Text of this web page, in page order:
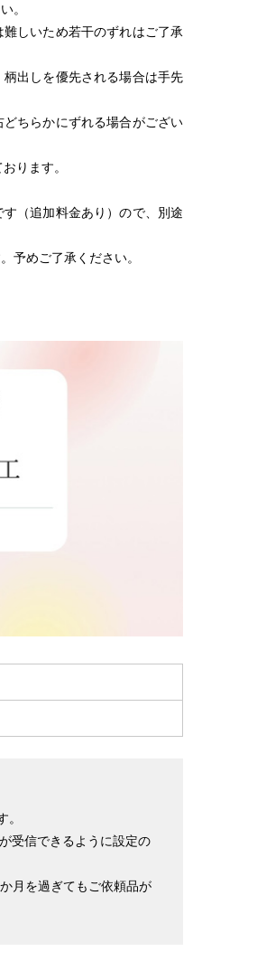
どで変更になる場合がありま
。
しいため若干のずれはご了承
出しを優先される場合は手先
ちらかにずれる場合がござい
ります。
（追加料金あり）ので、別途
予めご了承ください。
受信できるように設定の
月を過ぎてもご依頼品が